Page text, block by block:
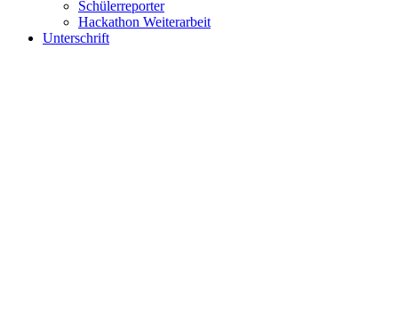
Schülerreporter
Hackathon Weiterarbeit
Unterschrift